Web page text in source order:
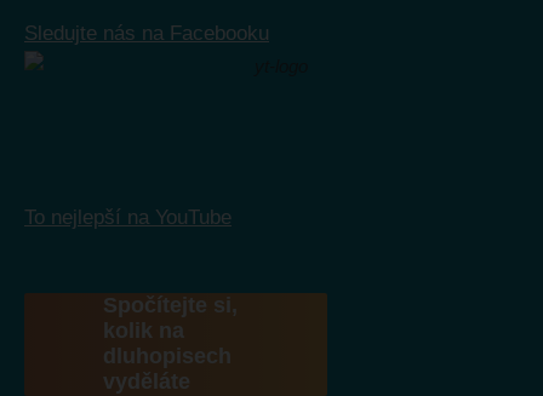
Sledujte nás na Facebooku
To nejlepší na YouTube
Spočítejte si,
kolik na
dluhopisech
vyděláte